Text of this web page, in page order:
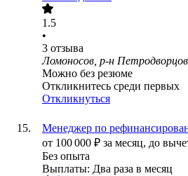
1.5
•
3 отзыва
Ломоносов, р-н
Можно без резюме
Откликнитесь среди первых
Откликнуться
Менеджер по
от 100 000 ₽ за месяц, до
Без опыта
Выплаты: Два раза в месяц